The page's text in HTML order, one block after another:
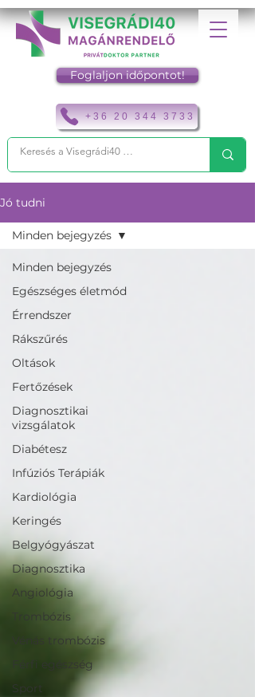
+36 20 344 3733
Foglaljon időpontot!
Jó tudni
Minden bejegyzés
Egészséges életmód
Érrendszer
Rákszűrés
Oltások
Fertőzések
Diagnosztikai
vizsgálatok
Diabétesz
Infúziós Terápiák
Kardiológia
Keringés
Belgyógyászat
Diagnosztika
Angiológia
Trombózis
Vénás trombózis
Férfi egészség
Sport
Minden bejegyzés